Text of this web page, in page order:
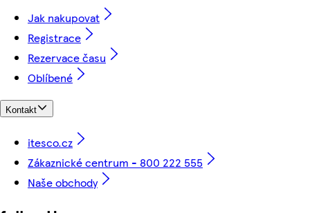
Jak nakupovat
Registrace
Rezervace času
Oblíbené
Kontakt
itesco.cz
Zákaznické centrum - 800 222 555
Naše obchody